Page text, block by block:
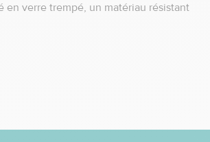
en verre trempé, un matériau résistant